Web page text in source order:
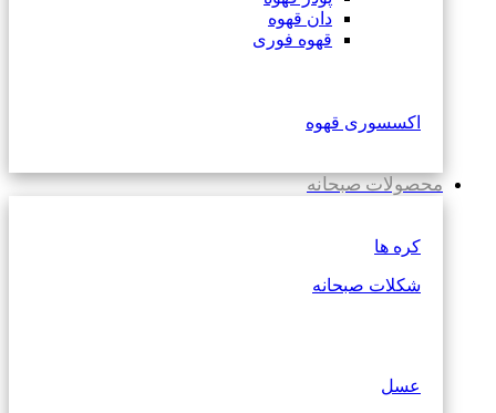
دان قهوه
قهوه فوری
اکسسوری قهوه
محصولات صبحانه
کره ها
شکلات صبحانه
عسل